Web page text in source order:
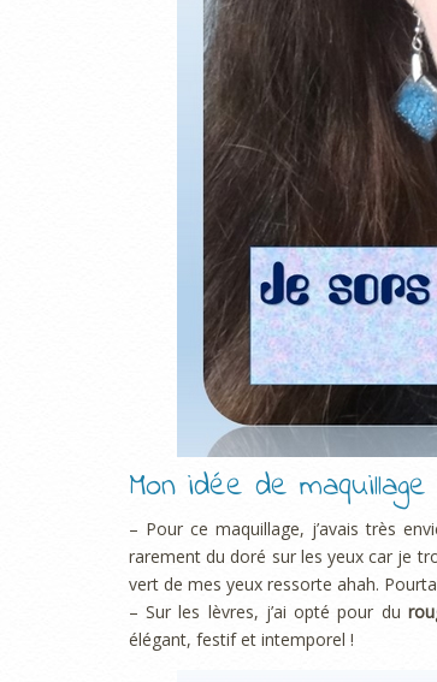
Mon idée de
– Pour ce maquillage, j’avais très
rarement du doré sur les yeux car je
vert de mes yeux ressorte ahah.
– Sur les lèvres, j’ai opté pour du
élégant, festif et intemporel !